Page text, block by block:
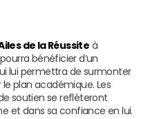
de la Réussite à
bénéficier d’un
lui permettra de surmonter
plan académique. Les
soutien se refléteront
et dans sa confiance en lui.